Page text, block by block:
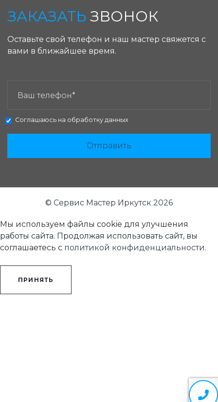
ЗАКАЗАТЬ ЗВОНОК
Оставьте свой телефон и наш мастер свяжется с
вами в ближайшее время.
Соглашаюсь на обработку данных
Отправить
© Сервис Мастер Иркутск 2026
Мы используем файлы cookie для улучшения
работы сайта. Продолжая использовать сайт, вы
соглашаетесь с политикой конфиденциальности.
ПРИНЯТЬ